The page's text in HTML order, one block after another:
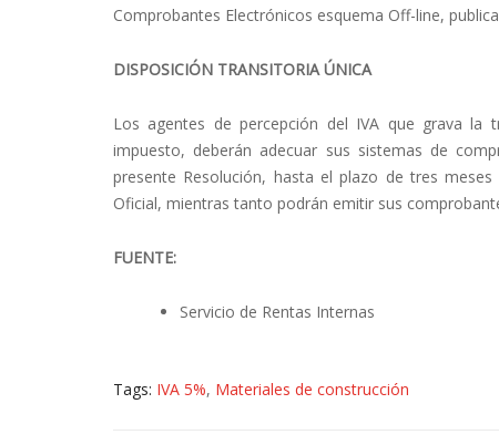
Comprobantes Electrónicos esquema Off-line,
DISPOSICIÓN TRANSITORIA ÚNICA
Los agentes de percepción del IVA que grava la
impuesto, deberán adecuar sus sistemas de
presente Resolución, hasta el plazo de tres
Oficial, mientras tanto podrán emitir sus
FUENTE:
Servicio de Rentas Internas
Tags: IVA 5%, Materiales de construcción